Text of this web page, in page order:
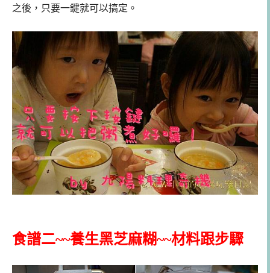
之後，只要一鍵就可以搞定。
食譜二~~養生黑芝麻糊~~材料跟步驟